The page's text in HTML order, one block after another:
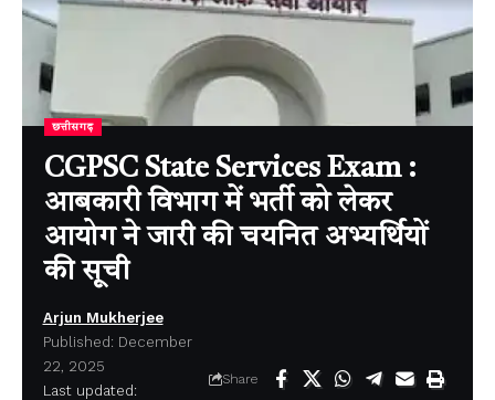
छत्तीसगढ़
CGPSC State Services Exam :
आबकारी विभाग में भर्ती को लेकर
आयोग ने जारी की चयनित अभ्यर्थियों
की सूची
Last updated:
Arjun Mukherjee
Published: December
22, 2025
Share